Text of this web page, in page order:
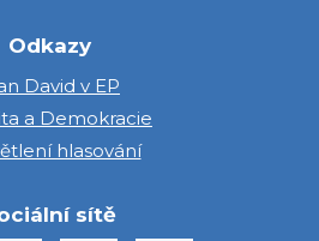
Odkazy
David v EP
a Demokracie
hlasování
sítě